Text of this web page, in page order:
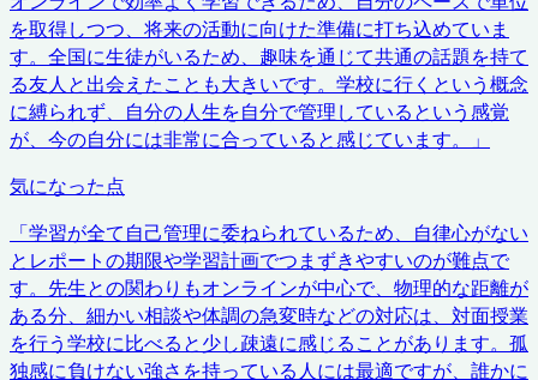
を取得しつつ、将来の活動に向けた準備に打ち込めていま
す。全国に生徒がいるため、趣味を通じて共通の話題を持て
る友人と出会えたことも大きいです。学校に行くという概念
に縛られず、自分の人生を自分で管理しているという感覚
が、今の自分には非常に合っていると感じています。
」
気になった点
「学習が全て自己管理に委ねられているため、自律心がない
とレポートの期限や学習計画でつまずきやすいのが難点で
す。先生との関わりもオンラインが中心で、物理的な距離が
ある分、細かい相談や体調の急変時などの対応は、対面授業
を行う学校に比べると少し疎遠に感じることがあります。孤
独感に負けない強さを持っている人には最適ですが、誰かに